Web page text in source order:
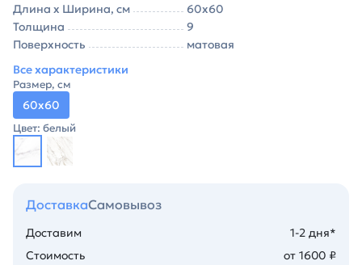
Длина х Ширина, см
60х60
Толщина
9
Поверхность
матовая
Все характеристики
Размер, см
60х60
Цвет: белый
ДоставкаСамовывоз
Доставим
1-2 дня*
Стоимость
от 1600 ₽